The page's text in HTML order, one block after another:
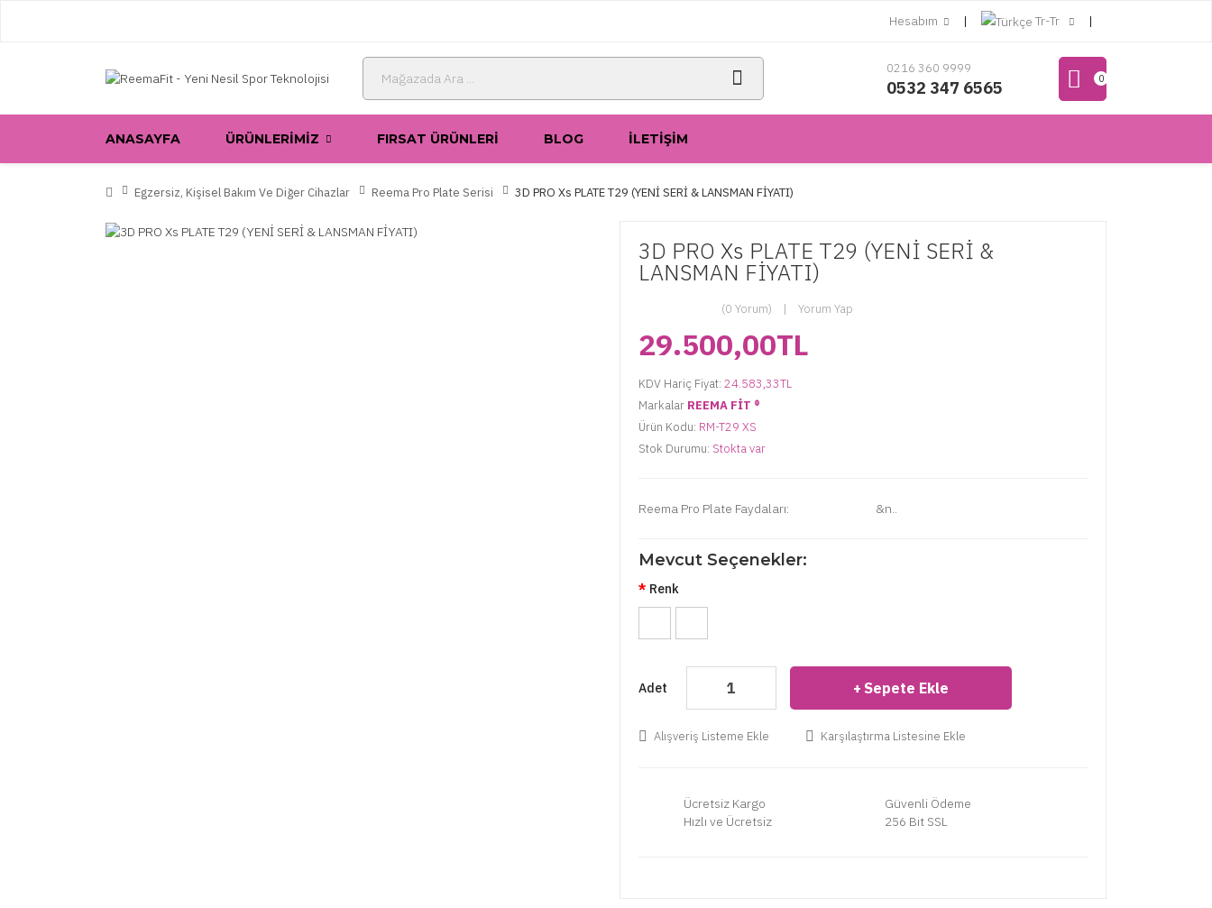
Hesabım Tr-Tr
0
0216 360 9999
0532 347 6565
ANASAYFA ÜRÜNLERIMIZ FIRSAT ÜRÜNLERI BLOG İLETIŞIM
Egzersiz, Kişisel Bakım Ve Diğer Cihazlar Reema Pro Plate Serisi 3D PRO Xs PLATE T29 (YENİ SERİ & LANSMAN FİYATI)
3D PRO Xs PLATE T29 (YENİ SERİ &
LANSMAN FİYATI)
(0 Yorum) Yorum Yap
29.500,00TL
KDV Hariç Fiyat: 24.583,33TL
Markalar REEMA FİT ®️
Ürün Kodu: RM-T29 XS
Stok Durumu: Stokta var
Reema Pro Plate Faydaları: &n..
Mevcut Seçenekler:
Renk
Adet Sepete Ekle
Alışveriş Listeme Ekle Karşılaştırma Listesine Ekle
Ücretsiz Kargo
Hızlı ve Ücretsiz
Güvenli Ödeme
256 Bit SSL